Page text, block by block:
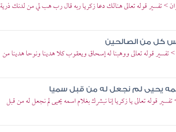
> تفسير قوله تعالى هنالك دعا زكريا ربه قال رب هب لي من لدنك ذرية
كل من الصالحين
تفسير قوله تعالى ووهبنا له إسحاق ويعقوب كلا هدينا ونوحا هدينا من
اسمه يحيى لم نجعل له من قبل سميا
قوله تعالى يا زكريا إنا نبشرك بغلام اسمه يحيى لم نجعل له من قبل